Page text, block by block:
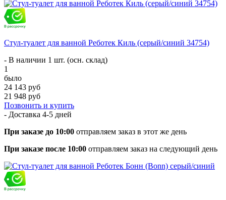
Стул-туалет для ванной Реботек Киль (серый/синий 34754)
- В наличии 1 шт. (осн. склад)
1
было
24 143 руб
21 948 руб
Позвонить и купить
- Доставка 4-5 дней
При заказе до 10:00 отправляем заказ в этот же день
При заказе после 10:00 отправляем заказ на следующий день